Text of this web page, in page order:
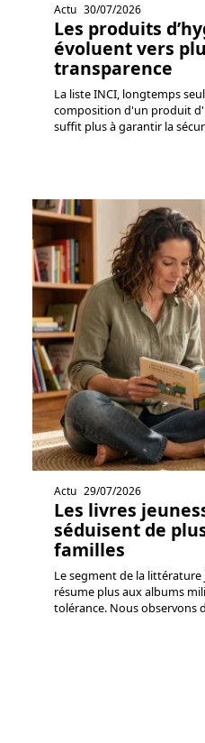
Actu 30/07/2026
Les produits
évoluent vers
transparence
La liste INCI, longtemps
composition d'un produit
suffit plus à garantir la
Actu 29/07/2026
Les livres
séduisent de
familles
Le segment de la littérature
résume plus aux albums
tolérance. Nous observons